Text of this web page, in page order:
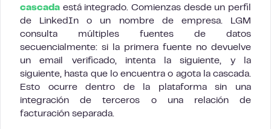
cascada está integrado. Comienzas desde un perfil
de LinkedIn o un nombre de empresa. LGM
consulta múltiples fuentes de datos
secuencialmente: si la primera fuente no devuelve
un email verificado, intenta la siguiente, y la
siguiente, hasta que lo encuentra o agota la cascada.
Esto ocurre dentro de la plataforma sin una
integración de terceros o una relación de
facturación separada.